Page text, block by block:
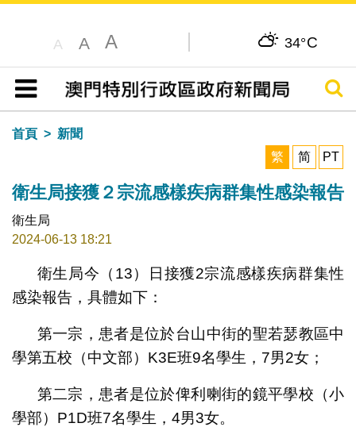
A A A 34°C
目錄
搜尋
首頁
新聞
繁
简 PT
衛生局接獲２宗流感樣疾病群集性感染報告
衛生局
2024-06-13 18:21
衛生局今（13）日接獲2宗流感樣疾病群集性
感染報告，具體如下：
第一宗，患者是位於台山中街的聖若瑟教區中
學第五校（中文部）K3E班9名學生，7男2女；
第二宗，患者是位於俾利喇街的鏡平學校（小
學部）P1D班7名學生，4男3女。